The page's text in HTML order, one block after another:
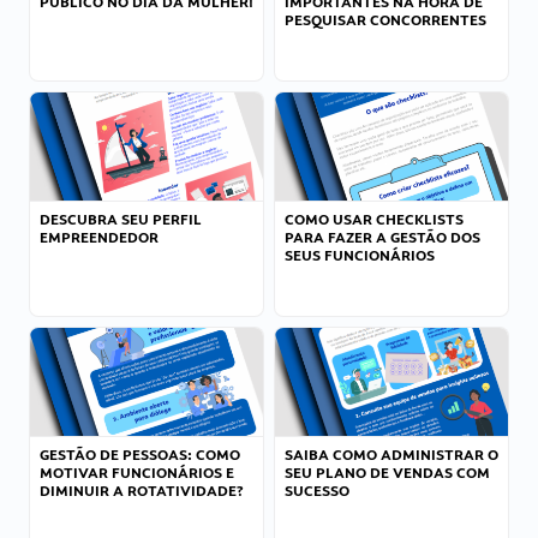
PESQUISAR CONCORRENTES
DESCUBRA SEU PERFIL
EMPREENDEDOR
COMO USAR CHECKLISTS
PARA FAZER A GESTÃO DOS
SEUS FUNCIONÁRIOS
GESTÃO DE PESSOAS: COMO
MOTIVAR FUNCIONÁRIOS E
DIMINUIR A ROTATIVIDADE?
SAIBA COMO ADMINISTRAR O
SEU PLANO DE VENDAS COM
SUCESSO